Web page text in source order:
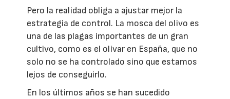
Pero la realidad obliga a ajustar mejor la
estrategia de control. La mosca del olivo es
una de las plagas importantes de un gran
cultivo, como es el olivar en España, que no
solo no se ha controlado sino que estamos
lejos de conseguirlo.
En los últimos años se han sucedido